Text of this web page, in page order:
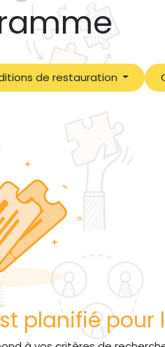
de restauration
planifié pour